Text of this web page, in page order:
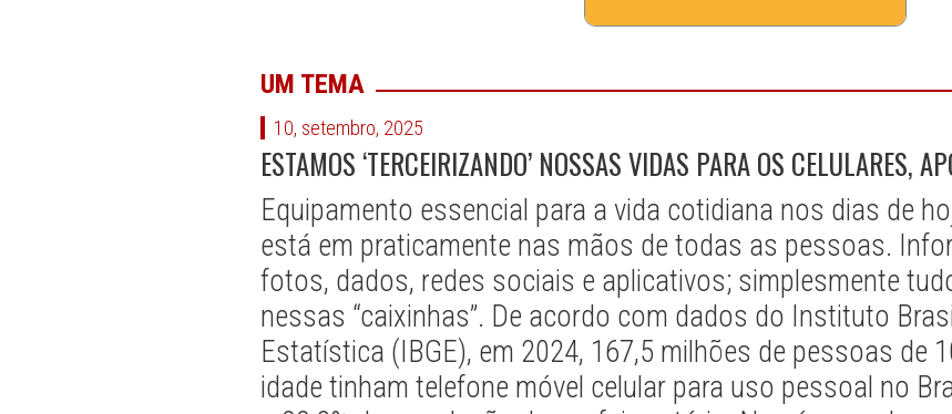
UM TEMA
10, setembro, 2025
ESTAMOS ‘TERCEIRIZANDO’ NOSSAS VIDAS PARA OS CELULARES,
Equipamento essencial para a vida cotidiana nos dias de
está em praticamente nas mãos de todas as pessoas.
fotos, dados, redes sociais e aplicativos; simplesmente
nessas “caixinhas”. De acordo com dados do Instituto
Estatística (IBGE), em 2024, 167,5 milhões de pessoas de
idade tinham telefone móvel celular para uso pessoal no